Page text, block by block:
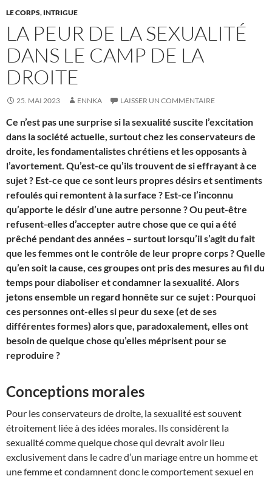
LE CORPS, INTRIGUE
LA PEUR DE LA SEXUALITÉ
DANS LE CAMP DE LA
DROITE
25. MAI 2023 ENNKA LAISSER UN COMMENTAIRE
Ce n’est pas une surprise si la sexualité suscite l’excitation
dans la société actuelle, surtout chez les conservateurs de
droite, les fondamentalistes chrétiens et les opposants à
l’avortement. Qu’est-ce qu’ils trouvent de si effrayant à ce
sujet ? Est-ce que ce sont leurs propres désirs et sentiments
refoulés qui remontent à la surface ? Est-ce l’inconnu
qu’apporte le désir d’une autre personne ? Ou peut-être
refusent-elles d’accepter autre chose que ce qui a été
prêché pendant des années – surtout lorsqu’il s’agit du fait
que les femmes ont le contrôle de leur propre corps ? Quelle
qu’en soit la cause, ces groupes ont pris des mesures au fil du
temps pour diaboliser et condamner la sexualité. Alors
jetons ensemble un regard honnête sur ce sujet : Pourquoi
ces personnes ont-elles si peur du sexe (et de ses
différentes formes) alors que, paradoxalement, elles ont
besoin de quelque chose qu’elles méprisent pour se
reproduire ?
Conceptions morales
Pour les conservateurs de droite, la sexualité est souvent
étroitement liée à des idées morales. Ils considèrent la
sexualité comme quelque chose qui devrait avoir lieu
exclusivement dans le cadre d’un mariage entre un homme et
une femme et condamnent donc le comportement sexuel en